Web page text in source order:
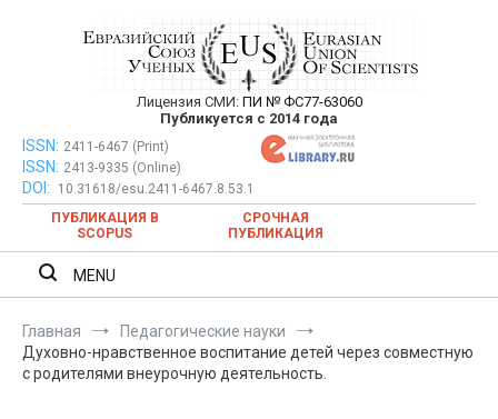
Евразийский Союз Ученых —
публикация научных статей в
ежемесячном научном журнале
Лицензия СМИ: ПИ № ФС77-63060
Публикуется с 2014 года
Евразийский Союз Ученых — публикация научных статей в
ежемесячном научном журнале
ISSN: 2411-6467 (Print)
ISSN: 2413-9335 (Online)
DOI:
10.31618/esu.2411-6467.8.53.1
ПУБЛИКАЦИЯ В
SCOPUS
СРОЧНАЯ
ПУБЛИКАЦИЯ
MENU
Главная
Педагогические науки
Духовно-нравственное воспитание детей через совместную
с родителями внеурочную деятельность.